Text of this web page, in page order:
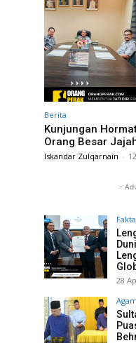
Berita
Kunjungan
Orang Besar
Iskandar Zulqarnain -
-
Fakta
28